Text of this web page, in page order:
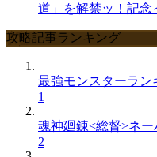
道」を解禁ッ！記念
攻略記事ランキング
最強モンスターラン
1
魂神廻錬<総督>ネ
2